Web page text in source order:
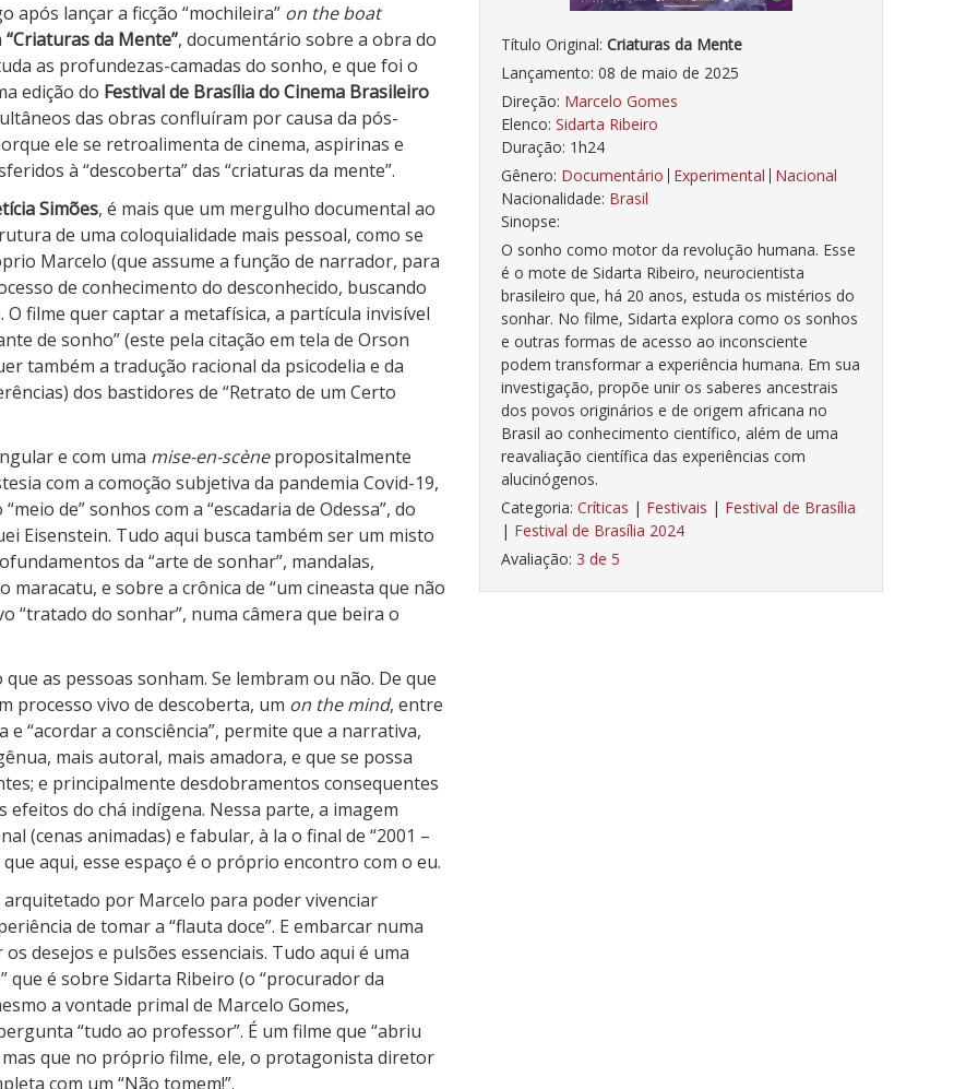
Título Original: Criaturas da Mente
Lançamento: 08 de maio de 2025
Direção: Marcelo Gomes
Elenco: Sidarta Ribeiro
Duração: 1h24
Gênero: Documentário Experimental Nacional
Nacionalidade: Brasil
Sinopse:
O sonho como motor da revolução humana. Esse
é o mote de Sidarta Ribeiro, neurocientista
brasileiro que, há 20 anos, estuda os mistérios do
sonhar. No filme, Sidarta explora como os sonhos
e outras formas de acesso ao inconsciente
podem transformar a experiência humana. Em sua
investigação, propõe unir os saberes ancestrais
dos povos originários e de origem africana no
Brasil ao conhecimento científico, além de uma
reavaliação científica das experiências com
alucinógenos.
Categoria: Críticas | Festivais | Festival de Brasília
| Festival de Brasília 2024
Avaliação: 3 de 5
após lançar a ficção “mochileira” on the boat
“Criaturas da Mente”, documentário sobre a obra do
as profundezas-camadas do sonho, e que foi o
edição do Festival de Brasília do Cinema Brasileiro
das obras confluíram por causa da pós-
ele se retroalimenta de cinema, aspirinas e
à “descoberta” das “criaturas da mente”.
Simões, é mais que um mergulho documental ao
de uma coloquialidade mais pessoal, como se
Marcelo (que assume a função de narrador, para
de conhecimento do desconhecido, buscando
filme quer captar a metafísica, a partícula invisível
de sonho” (este pela citação em tela de Orson
também a tradução racional da psicodelia e da
dos bastidores de “Retrato de um Certo
e com uma mise-en-scènepropositalmente
com a comoção subjetiva da pandemia Covid-19,
de” sonhos com a “escadaria de Odessa”, do
Eisenstein. Tudo aqui busca também ser um misto
da “arte de sonhar”, mandalas,
maracatu, e sobre a crônica de “um cineasta que não
“tratado do sonhar”, numa câmera que beira o
as pessoas sonham. Se lembram ou não. De que
processo vivo de descoberta, um on the mind, entre
“acordar a consciência”, permite que a narrativa,
mais autoral, mais amadora, e que se possa
e principalmente desdobramentos consequentes
do chá indígena. Nessa parte, a imagem
(cenas animadas) e fabular, à la o final de “2001 –
aqui, esse espaço é o próprio encontro com o eu.
por Marcelo para poder vivenciar
de tomar a “flauta doce”. E embarcar numa
desejos e pulsões essenciais. Tudo aqui é uma
que é sobre Sidarta Ribeiro (o “procurador da
a vontade primal de Marcelo Gomes,
“tudo ao professor”. É um filme que “abriu
mas que no próprio filme, ele, o protagonista diretor
com um “Não tomem!”.